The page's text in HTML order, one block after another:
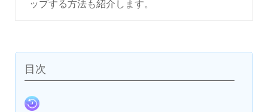
ップする方法も紹介します。
目次